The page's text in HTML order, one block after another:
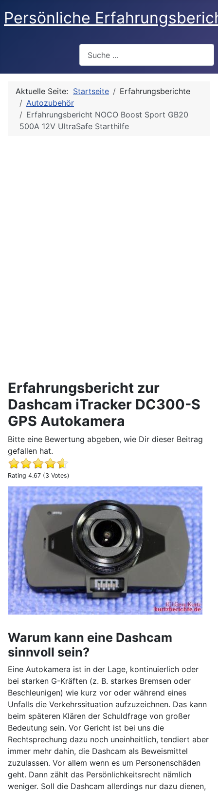
Persönliche
Aktuelle Seite: Startseite
Erfahrungsberichte
Autozubehör
Erfahrungsbericht NOCO Boost Sport GB20
500A 12V UltraSafe Starthilfe
Erfahrungsbericht zur
Dashcam iTracker DC300-S
GPS Autokamera
Bitte eine Bewertung abgeben, wie Dir dieser Beitrag
gefallen hat.
Rating 4.67 (3 Votes)
Erfahrungsbericht zur Dashcam iTracker DC300-S GPS
Warum kann eine Dashcam
sinnvoll sein?
Eine Autokamera ist in der Lage, kontinuierlich oder
bei starken G-Kräften (z. B. starkes Bremsen oder
Beschleunigen) wie kurz vor oder während eines
Unfalls die Verkehrssituation aufzuzeichnen. Das kann
beim späteren Klären der Schuldfrage von großer
Bedeutung sein. Vor Gericht ist bei uns die
Rechtsprechung dazu noch uneinheitlich, tendiert aber
immer mehr dahin, die Dashcam als Beweismittel
zuzulassen. Vor allem wenn es um Personenschäden
geht. Dann zählt das Persönlichkeitsrecht nämlich
weniger. Soll die Dashcam allerdings nur dazu dienen,